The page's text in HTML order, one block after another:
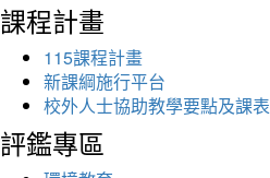
課程計畫
115課程計畫
新課綱施行平台
校外人士協助教學要點及課表
評鑑專區